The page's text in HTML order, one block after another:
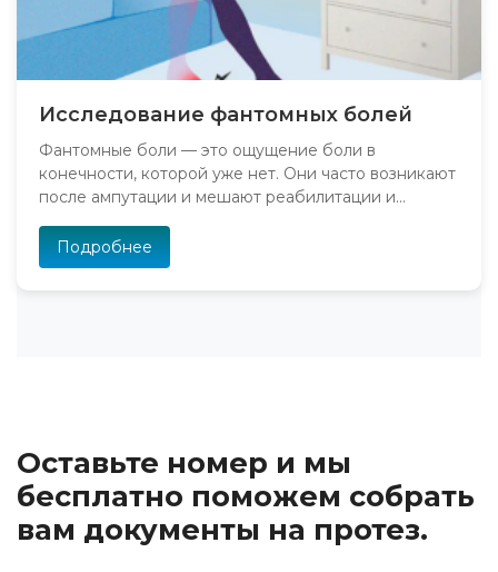
Исследование фантомных болей
Фантомные боли — это ощущение боли в
конечности, которой уже нет. Они часто возникают
после ампутации и мешают реабилитации и...
Подробнее
Оставьте номер и мы
бесплатно поможем собрать
вам документы на протез.